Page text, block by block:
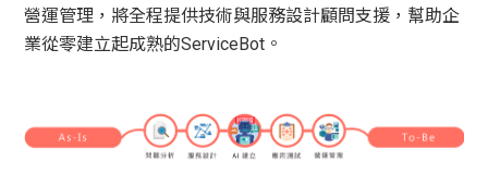
營運管理，將全程提供技術與服務設計顧問支援，幫助企
業從零建立起成熟的ServiceBot。